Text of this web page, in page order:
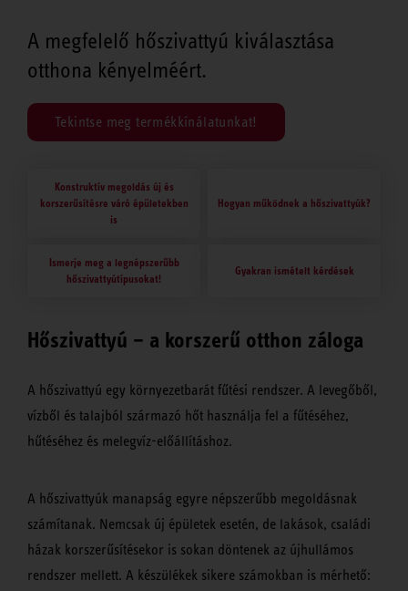
A megfelelő hőszivattyú kiválasztása
otthona kényelméért.
Tekintse meg termékkínálatunkat!
Konstruktív megoldás új és
korszerűsítésre váró épületekben
is
Hogyan működnek a hőszivattyúk?
Ismerje meg a legnépszerűbb
hőszivattyútípusokat!
Gyakran ismételt kérdések
Hőszivattyú – a korszerű otthon záloga
A hőszivattyú egy környezetbarát fűtési rendszer. A levegőből,
vízből és talajból származó hőt használja fel a fűtéséhez,
hűtéséhez és melegvíz-előállításhoz.
A hőszivattyúk manapság egyre népszerűbb megoldásnak
számítanak. Nemcsak új épületek esetén, de lakások, családi
házak korszerűsítésekor is sokan döntenek az újhullámos
rendszer mellett. A készülékek sikere számokban is mérhető: